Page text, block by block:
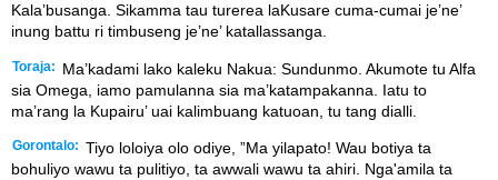
Kala’busanga. Sikamma tau turerea laKusare cuma-cumai je’ne’
inung battu ri timbuseng je’ne’ katallassanga.
Toraja:
Ma’kadami lako kaleku Nakua: Sundunmo. Akumote tu Alfa
sia Omega, iamo pamulanna sia ma’katampakanna. Iatu to
ma’rang la Kupairu’ uai kalimbuang katuoan, tu tang dialli.
Gorontalo: Tiyo loloiya olo odiye, ”Ma yilapato! Wau botiya ta
bohuliyo wawu ta pulitiyo, ta awwali wawu ta ahiri. Nga'amila ta